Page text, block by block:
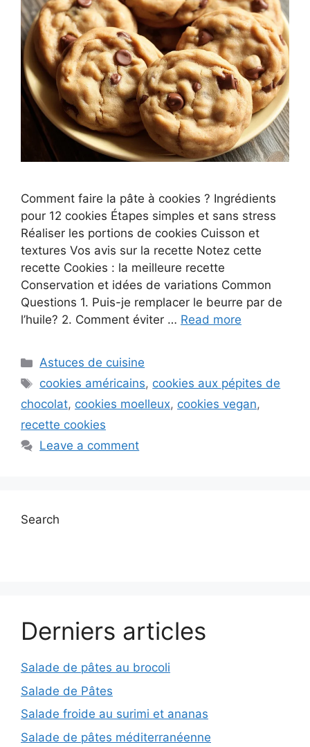
Comment faire la pâte à cookies ? Ingrédients
pour 12 cookies Étapes simples et sans stress
Réaliser les portions de cookies Cuisson et
textures Vos avis sur la recette Notez cette
recette Cookies : la meilleure recette
Conservation et idées de variations Common
Questions 1. Puis-je remplacer le beurre par de
l’huile? 2. Comment éviter … Read more
Categories
Astuces de cuisine
Tags
cookies américains, cookies aux pépites de
chocolat, cookies moelleux, cookies vegan,
recette cookies
Leave a comment
Search
Derniers articles
Salade de pâtes au brocoli
Salade de Pâtes
Salade froide au surimi et ananas
Salade de pâtes méditerranéenne